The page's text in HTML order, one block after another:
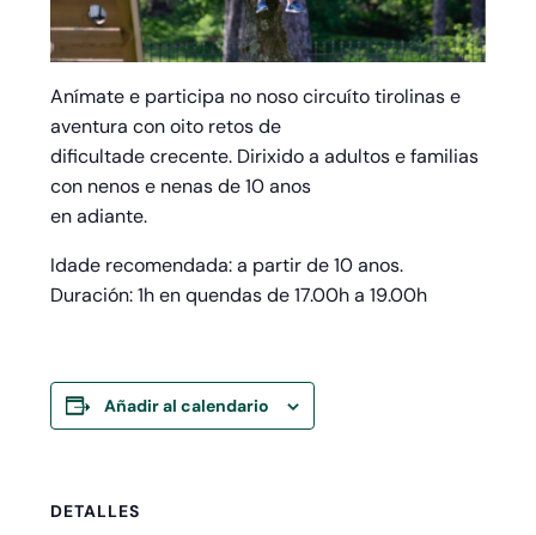
Anímate e participa no noso circuíto tirolinas e
aventura con oito retos de
dificultade crecente. Dirixido a adultos e familias
con nenos e nenas de 10 anos
en adiante.
Idade recomendada: a partir de 10 anos.
Duración: 1h en quendas de 17.00h a 19.00h
Añadir al calendario
DETALLES